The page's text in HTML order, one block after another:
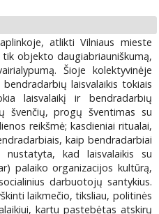
atlikti Vilniaus mieste
objekto daugiabriauniškumą,
Šioje kolektyvinėje
laisvalaikis tokiais
laisvalaikį ir bendradarbių
švenčių, progų šventimas su
reikšmė; kasdieniai ritualai,
kaip bendradarbiai
kad laisvalaikis su
palaiko organizacijos kultūrą,
darbuotojų santykius.
laikmečio, tiksliau, politinės
kartu pastebėtas atskirų